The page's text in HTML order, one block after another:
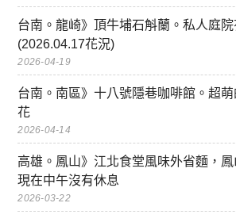
台南。龍崎》頂牛埔石斛蘭。私人庭
(2026.04.17花況)
2026-04-19
台南。南區》十八號隱巷咖啡館。超
花
2026-04-14
高雄。鳳山》江北食堂風味外省麵，鳳
現在中午沒有休息
2026-03-22